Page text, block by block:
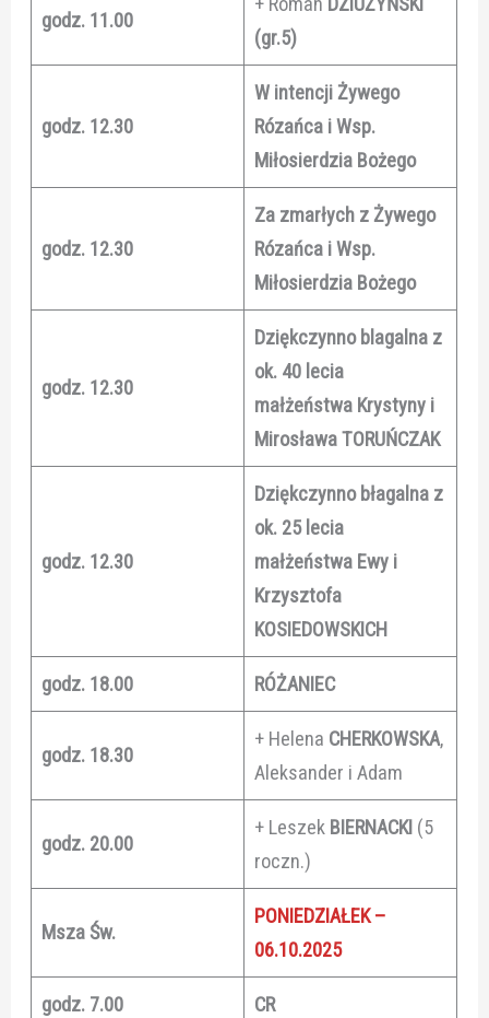
godz. 11.00
(gr.5)
godz. 12.30
W intencji Żywego
Rózańca i Wsp.
Miłosierdzia Bożego
godz. 12.30
Za zmarłych z Żywego
Rózańca i Wsp.
Miłosierdzia Bożego
godz. 12.30
Dziękczynno blagalna z
ok. 40 lecia
małżeństwa Krystyny i
Mirosława TORUŃCZAK
godz. 12.30
Dziękczynno błagalna z
ok. 25 lecia
małżeństwa Ewy i
Krzysztofa
KOSIEDOWSKICH
godz. 18.00 RÓŻANIEC
godz. 18.30
+ Helena CHERKOWSKA,
Aleksander i Adam
godz. 20.00
+ Leszek BIERNACKI (5
roczn.)
Msza Św.
PONIEDZIAŁEK –
06.10.2025
godz. 7.00 CR